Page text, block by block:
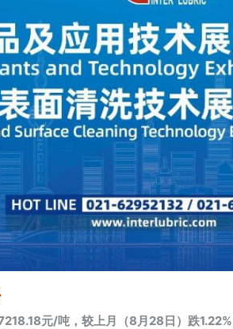
元/吨，较上月（8月28日）跌